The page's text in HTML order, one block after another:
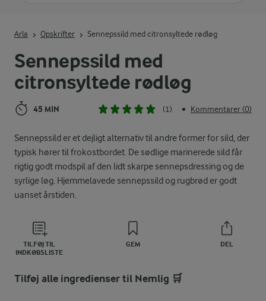
Sennepssild med
citronsyltede rødløg
45 MIN (1) • Kommentarer (0)
Sennepssild er et dejligt alternativ til andre former for sild, der
typisk hører til frokostbordet. De sødlige marinerede sild får
rigtig godt modspil af den lidt skarpe sennepsdressing og de
syrlige løg. Hjemmelavede sennepssild og rugbrød er godt
uanset årstiden.
TILFØJ TIL
INDKØBSLISTE
GEM DEL
Arla Opskrifter Sennepssild med citronsyltede rødløg
Tilføj alle ingredienser til Nemlig 🛒